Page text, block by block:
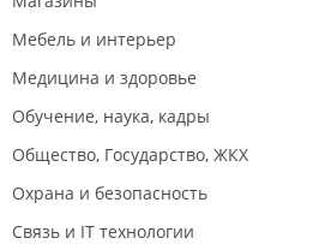
Мебель и интерьер
Медицина и здоровье
Обучение, наука, кадры
Общество, Государство, ЖКХ
Охрана и безопасность
Связь и IT технологии